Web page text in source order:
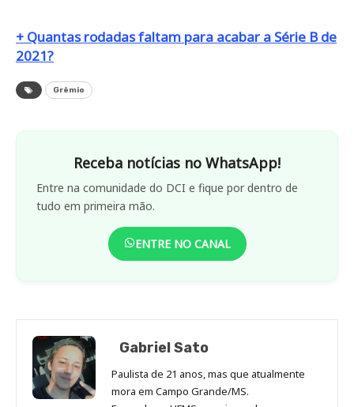
+ Quantas rodadas faltam para acabar a Série B de
2021?
Grêmio
Receba notícias no WhatsApp!
Entre na comunidade do DCI e fique por dentro de
tudo em primeira mão.
ENTRE NO CANAL
Gabriel Sato
Paulista de 21 anos, mas que atualmente
mora em Campo Grande/MS.